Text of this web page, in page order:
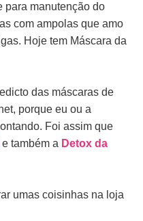
para manutenção do
com ampolas que amo
Hoje tem Máscara da
das máscaras de
porque eu ou a
Foi assim que
e também a Detox da
umas coisinhas na loja